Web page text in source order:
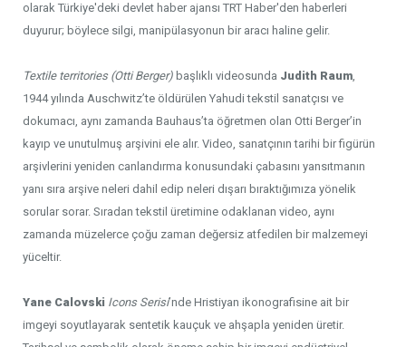
olarak Türkiye'deki devlet haber ajansı TRT Haber'den haberleri
duyurur; böylece silgi, manipülasyonun bir aracı haline gelir.
Textile territories (Otti Berger) başlıklı videosunda Judith Raum,
1944 yılında Auschwitz’te öldürülen Yahudi tekstil sanatçısı ve
dokumacı, aynı zamanda Bauhaus’ta öğretmen olan Otti Berger’in
kayıp ve unutulmuş arşivini ele alır. Video, sanatçının tarihi bir figürün
arşivlerini yeniden canlandırma konusundaki çabasını yansıtmanın
yanı sıra arşive neleri dahil edip neleri dışarı bıraktığımıza yönelik
sorular sorar. Sıradan tekstil üretimine odaklanan video, aynı
zamanda müzelerce çoğu zaman değersiz atfedilen bir malzemeyi
yüceltir.
Yane Calovski Icons Serisi’nde Hristiyan ikonografisine ait bir
imgeyi soyutlayarak sentetik kauçuk ve ahşapla yeniden üretir.